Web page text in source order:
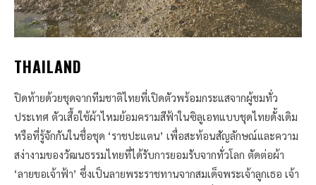
THAILAND
ปิดท้ายด้วยชุดจากทีมชาติไทยที่เปิดตัวพร้อมกระแสจากผู้ชมทั่ว
ประเทศ ตัวเสื้อใช้ผ้าไหมย้อมครามสีฟ้าในซิลูเอทแบบชุดไทยดั้งเดิม
หรือที่รู้จักกันในชื่อชุด ‘ราชปะแตน’ เพื่อสะท้อนสัญลักษณ์และความ
สง่างามของวัฒนธรรมไทยที่ได้รับการยอมรับจากทั่วโลก ตัดต่อผ้า
‘ลายขอเจ้าฟ้า’ ซึ่งเป็นลายพระราชทานจากสมเด็จพระเจ้าลูกเธอ เจ้า